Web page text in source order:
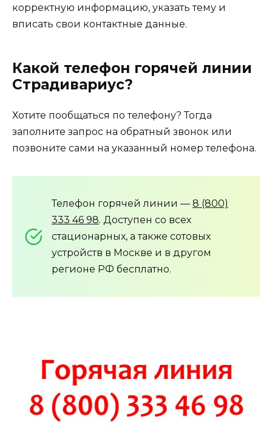
корректную информацию, указать тему и
вписать свои контактные данные.
Какой телефон горячей линии
Страдивариус?
Хотите пообщаться по телефону? Тогда
заполните запрос на обратный звонок или
позвоните сами на указанный номер телефона.
Телефон горячей линии — 8 (800)
333 46 98. Доступен со всех
стационарных, а также сотовых
устройств в Москве и в другом
регионе РФ бесплатно.